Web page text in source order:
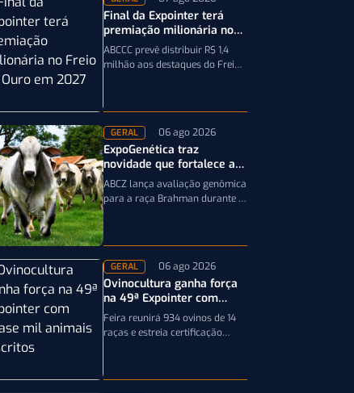
Final da Expointer terá
premiação milionária no
Freio de Ouro em 2027
ABCCC prevê distribuir R$ 1,4
milhão aos destaques do Freio
200 mil para…
GERAL 06 ago 2026
ExpoGenética traz
novidade que fortalece a
genética da raça Brahman
ABCZ lança avaliação genômica
para a raça Brahman durante a
dos rebanhos
GERAL 06 ago 2026
Ovinocultura ganha força
na 49ª Expointer com
quase mil animais
inscritos
Feira reunirá 934 ovinos de 14
raças e estreia certificação